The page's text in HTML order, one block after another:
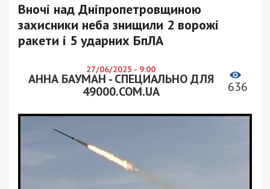
Вночі над Дніпропетровщиною
захисники неба знищили 2 ворожі
ракети і 5 ударних БпЛА
27/06/2025 - 9:00
АННА БАУМАН - СПЕЦИАЛЬНО ДЛЯ
49000.COM.UA
636